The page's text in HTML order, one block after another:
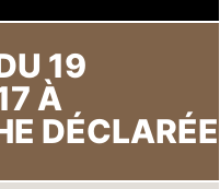
19
À
DÉCLARÉE